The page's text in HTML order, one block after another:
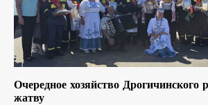
Очередное хозяйство Дрогичинского
жатву